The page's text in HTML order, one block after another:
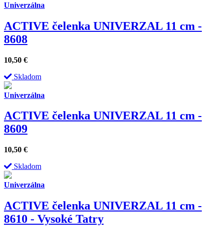
Univerzálna
ACTIVE čelenka UNIVERZAL 11 cm -
8608
10,50 €
Skladom
Univerzálna
ACTIVE čelenka UNIVERZAL 11 cm -
8609
10,50 €
Skladom
Univerzálna
ACTIVE čelenka UNIVERZAL 11 cm -
8610 - Vysoké Tatry